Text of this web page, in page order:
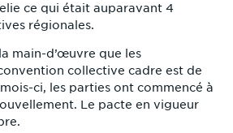
ce qui était auparavant 4
régionales.
main-d’œuvre que les
collective cadre est de
ci, les parties ont commencé à
Le pacte en vigueur